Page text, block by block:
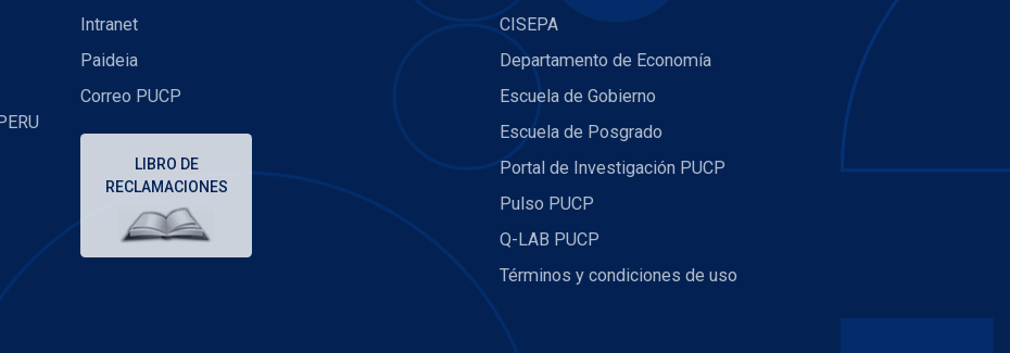
Intranet
Paideia
Correo PUCP
LIBRO DE
RECLAMACIONES
CISEPA
Departamento de Economía
Escuela de Gobierno
Escuela de Posgrado
Portal de Investigación PUCP
Pulso PUCP
Q-LAB PUCP
Términos y condiciones de uso